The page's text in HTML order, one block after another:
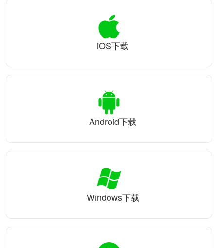
iOS下载
Android下载
Windows下载